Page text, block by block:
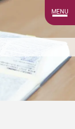
MENU